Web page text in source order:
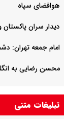
هوافضای سپاه
دیدار سران
امام جمعه تهران:
محسن رضایی به
تبلیغات متنی